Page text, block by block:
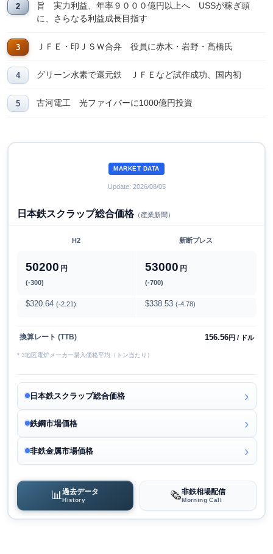
旨 実力利益、年率９０００億円以上へ USSが稼ぎ頭
に、さらなる利益成長目指す
ＪＦＥ・印ＪＳＷ合弁 役員に赤木・岩野・髙橋氏
グリーン水素で還元鉄 ＪＦＥなど試作成功、国内初
古河電工 光ファイバーに1000億円投資
MARKET DATA
Update: 2026/08/05
日本鉄スクラップ総合価格（産業新聞）
H2 新断プレス
50200 円
(-300)
53000 円
(-700)
$320.64 (-2.21) $338.53 (-4.78)
換算レート (TTB) 156.56円 / ドル
* 3地区電炉メーカー購入価格平均（トン当たり）
日本鉄スクラップ総合価格
鉄鋼市場価格
非鉄金属市場価格
📊過去データ
History 🗞️非鉄相場配信
Morning Call